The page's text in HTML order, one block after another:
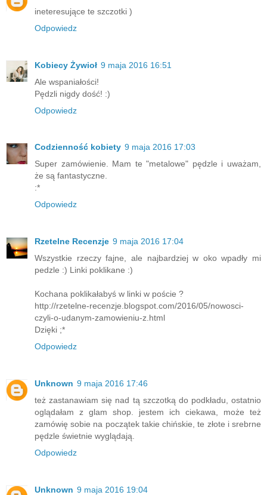
ineteresujące te szczotki )
Odpowiedz
Kobiecy Żywioł 9 maja 2016 16:51
Ale wspaniałości!
Pędzli nigdy dość! :)
Odpowiedz
Codzienność kobiety 9 maja 2016 17:03
Super zamówienie. Mam te "metalowe" pędzle i uważam,
że są fantastyczne.
:*
Odpowiedz
Rzetelne Recenzje 9 maja 2016 17:04
Wszystkie rzeczy fajne, ale najbardziej w oko wpadły mi
pedzle :) Linki poklikane :)
Kochana poklikałabyś w linki w poście ?
http://rzetelne-recenzje.blogspot.com/2016/05/nowosci-
czyli-o-udanym-zamowieniu-z.html
Dzięki ;*
Odpowiedz
Unknown 9 maja 2016 17:46
też zastanawiam się nad tą szczotką do podkładu, ostatnio
oglądałam z glam shop. jestem ich ciekawa, może też
zamówię sobie na początek takie chińskie, te złote i srebrne
pędzle świetnie wyglądają.
Odpowiedz
Unknown 9 maja 2016 19:04